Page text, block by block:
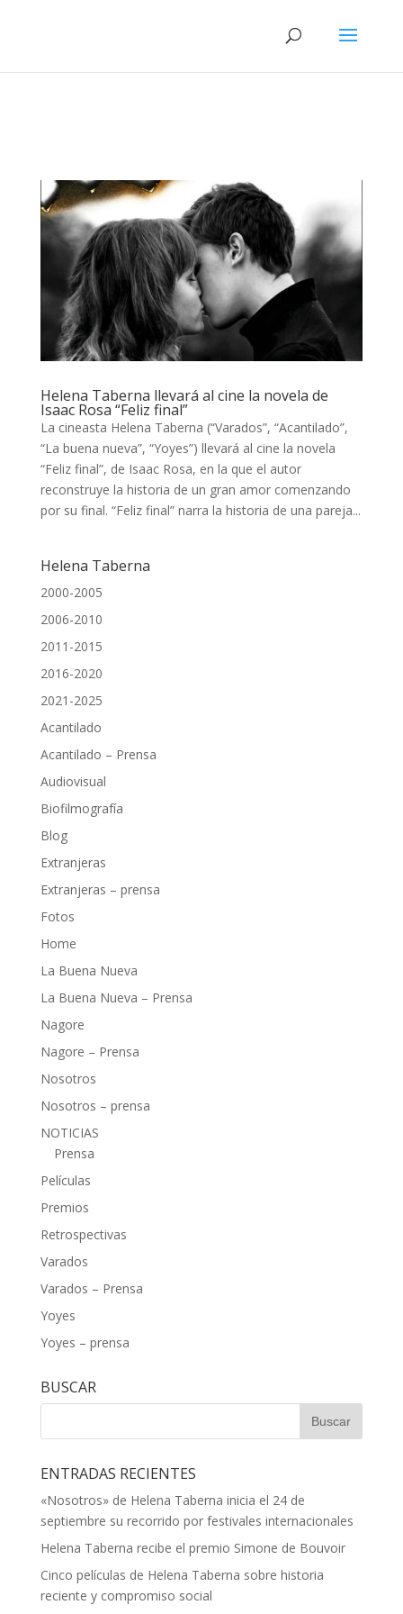
Helena Taberna llevará al cine la novela de
Isaac Rosa “Feliz final”
La cineasta Helena Taberna (“Varados”, “Acantilado”,
“La buena nueva”, “Yoyes”) llevará al cine la novela
“Feliz final”, de Isaac Rosa, en la que el autor
reconstruye la historia de un gran amor comenzando
por su final. “Feliz final” narra la historia de una pareja...
Helena Taberna
2000-2005
2006-2010
2011-2015
2016-2020
2021-2025
Acantilado
Acantilado – Prensa
Audiovisual
Biofilmografía
Blog
Extranjeras
Extranjeras – prensa
Fotos
Home
La Buena Nueva
La Buena Nueva – Prensa
Nagore
Nagore – Prensa
Nosotros
Nosotros – prensa
NOTICIAS
Prensa
Películas
Premios
Retrospectivas
Varados
Varados – Prensa
Yoyes
Yoyes – prensa
BUSCAR
ENTRADAS RECIENTES
«Nosotros» de Helena Taberna inicia el 24 de
septiembre su recorrido por festivales internacionales
Helena Taberna recibe el premio Simone de Bouvoir
Cinco películas de Helena Taberna sobre historia
reciente y compromiso social